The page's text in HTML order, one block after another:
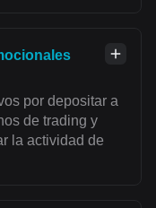
por depositar a
de trading y
la actividad de